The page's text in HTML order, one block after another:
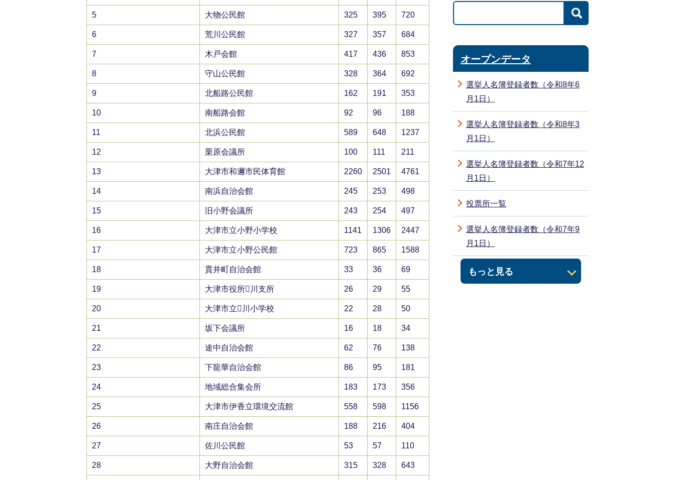
5 大物公民館 325 395 720
6 荒川公民館 327 357 684
7 木戸会館 417 436 853
8 守山公民館 328 364 692
9 北船路公民館 162 191 353
10 南船路会館 92 96 188
11 北浜公民館 589 648 1237
12 栗原会議所 100 111 211
13 大津市和邇市民体育館 2260 2501 4761
14 南浜自治会館 245 253 498
15 旧小野会議所 243 254 497
16 大津市立小野小学校 1141 1306 2447
17 大津市立小野公民館 723 865 1588
18 貫井町自治会館 33 36 69
19 大津市役所川支所 26 29 55
20 大津市立川小学校 22 28 50
21 坂下会議所 16 18 34
22 途中自治会館 62 76 138
23 下龍華自治会館 86 95 181
24 地域総合集会所 183 173 356
25 大津市伊香立環境交流館 558 598 1156
26 南庄自治会館 188 216 404
27 佐川公民館 53 57 110
28 大野自治会館 315 328 643
オープンデータ
選挙人名簿登録者数（令和8年6
月1日）
選挙人名簿登録者数（令和8年3
月1日）
選挙人名簿登録者数（令和7年12
月1日）
もっと見る
投票所一覧
選挙人名簿登録者数（令和7年9
月1日）